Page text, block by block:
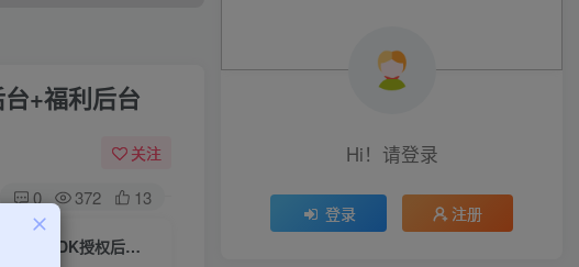
+福利后台
关注
0 372 13
【石器时代H5之盲盒版】一键全自动搭建脚本+内购+简易安卓APP+CDK授权后台+福利后台
欢迎来到未央资源网，有问题或者咨询请联系
Hi！请登录
登录 注册